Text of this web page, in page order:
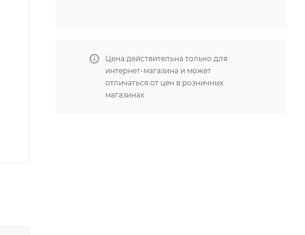
Цена действительна только для
интернет-магазина и может
отличаться от цен в розничных
магазинах